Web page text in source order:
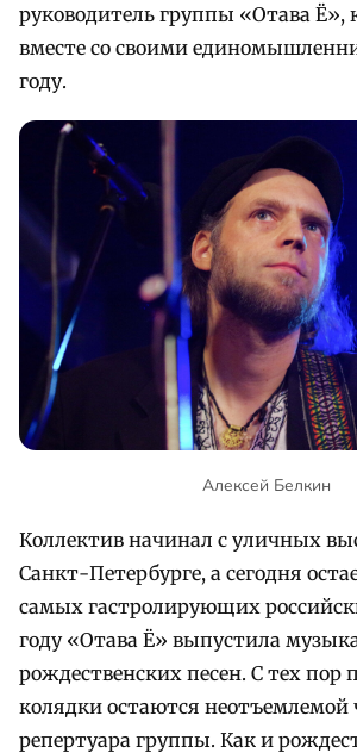
руководитель группы «Отава Ё»,
вместе со своими
году.
Алексей Белкин
Коллектив начинал с уличных
Санкт-Петербурге, а сегодня
самых гастролирующих
году «Отава Ё» выпустила
рождественских песен. С тех пор
колядки остаются неотъемлемой
репертуара группы. Как и